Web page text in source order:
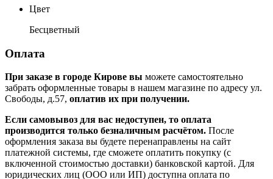
Цвет
Бесцветный
Оплата
При заказе в городе Кирове вы можете самостоятельно
забрать оформленные товары в нашем магазине по адресу ул.
Свободы, д.57, оплатив их при получении.
Если самовывоз для вас недоступен, то оплата
производится только безналичным расчётом. После
оформления заказа вы будете перенаправлены на сайт
платежной системы, где сможете оплатить покупку (с
включенной стоимостью доставки) банковской картой. Для
юридических лиц (ООО или ИП) доступна оплата по